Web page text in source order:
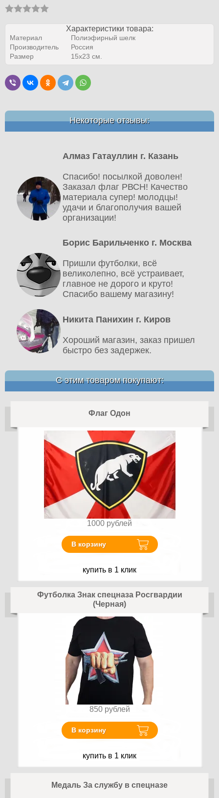
Характеристики товара:
Материал
Полиэфирный шелк
Производитель
Россия
Размер
15х23 см.
Некоторые отзывы:
Алмаз Гатауллин г. Казань
Спасибо! посылкой доволен!
Заказал флаг РВСН! Качество
материала супер! молодцы!
удачи и благополучия вашей
организации!
Борис Барильченко г. Москва
Пришли футболки, всё
великолепно, всё устраивает,
главное не дорого и круто!
Спасибо вашему магазину!
Никита Панихин г. Киров
Хороший магазин, заказ пришел
быстро без задержек.
С этим товаром покупают:
Флаг Одон
1000 рублей
В корзину
купить в 1 клик
Футболка Знак спецназа Росгвардии
(Черная)
850 рублей
В корзину
купить в 1 клик
Медаль За службу в спецназе